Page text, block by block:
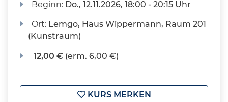
Beginn: Do., 12.11.2026, 18:00 - 20:15 Uhr
Ort: Lemgo, Haus Wippermann, Raum 201
(Kunstraum)
12,00 € (erm. 6,00 €)
KURS MERKEN